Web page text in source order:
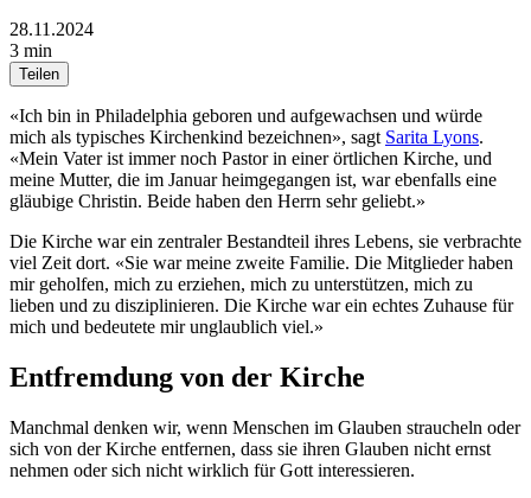
28.11.2024
3 min
Teilen
«Ich bin in Philadelphia geboren und aufgewachsen und würde
mich als typisches Kirchenkind bezeichnen», sagt Sarita Lyons.
«Mein Vater ist immer noch Pastor in einer örtlichen Kirche, und
meine Mutter, die im Januar heimgegangen ist, war ebenfalls eine
gläubige Christin. Beide haben den Herrn sehr geliebt.»
Die Kirche war ein zentraler Bestandteil ihres Lebens, sie verbrachte
viel Zeit dort. «Sie war meine zweite Familie. Die Mitglieder haben
mir geholfen, mich zu erziehen, mich zu unterstützen, mich zu
lieben und zu disziplinieren. Die Kirche war ein echtes Zuhause für
mich und bedeutete mir unglaublich viel.»
Entfremdung von der Kirche
Manchmal denken wir, wenn Menschen im Glauben straucheln oder
sich von der Kirche entfernen, dass sie ihren Glauben nicht ernst
nehmen oder sich nicht wirklich für Gott interessieren.